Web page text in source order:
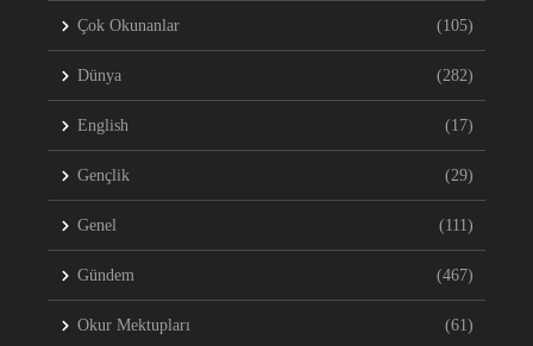
Çok Okunanlar (105)
Dünya (282)
English (17)
Gençlik (29)
Genel (111)
Gündem (467)
Okur Mektupları (61)